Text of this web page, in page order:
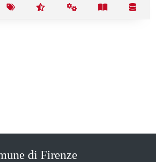
di Firenze